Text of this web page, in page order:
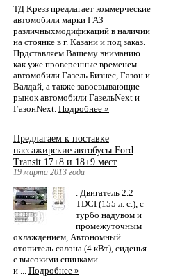
ТД Крезз предлагает коммерческие
автомобили марки ГАЗ
различныхмодификаций в наличии
на стоянке в г. Казани и под заказ.
Прдставляем Вашему вниманию
как уже проверенные временем
автомобили Газель Бизнес, Газон и
Валдай, а также завоевывающие
рынок автомобили ГазельNext и
ГазонNext. Подробнее »
Предлагаем к поставке
пассажирские автобусы Ford
Transit 17+8 и 18+9 мест
19 марта 2013 года
. Двигатель 2.2
TDCI (155 л. с.), с
турбо надувом и
промежуточным
охлаждением, Автономный
отопитель салона (4 кВт), сиденья
с высокими спинками
и ... Подробнее »